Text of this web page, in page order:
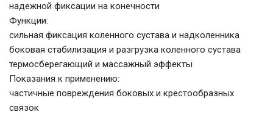
надежной фиксации на конечности
Функции:
сильная фиксация коленного сустава и надколенника
боковая стабилизация и разгрузка коленного сустава
термосберегающий и массажный эффекты
Показания к применению:
частичные повреждения боковых и крестообразных
связок